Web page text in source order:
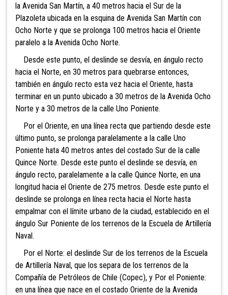
la Avenida San Martín, a 40 metros hacia el Sur de la
Plazoleta ubicada en la esquina de Avenida San Martín con
Ocho Norte y que se prolonga 100 metros hacia el Oriente
paralelo a la Avenida Ocho Norte.
Desde este punto, el deslinde se desvía, en ángulo recto
hacia el Norte, en 30 metros para quebrarse entonces,
también en ángulo recto esta vez hacia el Oriente, hasta
terminar en un punto ubicado a 30 metros de la Avenida Ocho
Norte y a 30 metros de la calle Uno Poniente.
Por el Oriente, en una línea recta que partiendo desde este
último punto, se prolonga paralelamente a la calle Uno
Poniente hata 40 metros antes del costado Sur de la calle
Quince Norte. Desde este punto el deslinde se desvía, en
ángulo recto, paralelamente a la calle Quince Norte, en una
longitud hacia el Oriente de 275 metros. Desde este punto el
deslinde se prolonga en línea recta hacia el Norte hasta
empalmar con el límite urbano de la ciudad, establecido en el
ángulo Sur Poniente de los terrenos de la Escuela de Artillería
Naval.
Por el Norte: el deslinde Sur de los terrenos de la Escuela
de Artillería Naval, que los separa de los terrenos de la
Compañía de Petróleos de Chile (Copec), y Por el Poniente:
en una línea que nace en el costado Oriente de la Avenida